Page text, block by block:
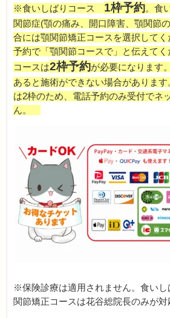
※食いしばりコース 1枠予約。食
関節症(顎の痛み、開口障害、顎関節
合には顎関節矯正コースを選択して
予約で「顎関節コースで」と伝えて
コースは2枠予約が必要になります
あると施術ができない場合がありま
は2枠のため、電話予約のみ受付でネ
ん。
※保険診療は適用されません。食い
関節矯正コースは花谷総院長のみが対